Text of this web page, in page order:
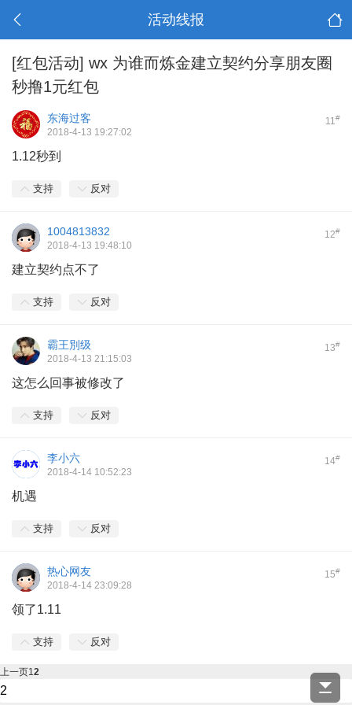
活动线报
[红包活动] wx 为谁而炼金建立契约分享朋友圈
秒撸1元红包
11#
东海过客
2018-4-13 19:27:02
1.12秒到
支持 反对
12#
1004813832
2018-4-13 19:48:10
建立契约点不了
支持 反对
13#
霸王別级
2018-4-13 21:15:03
这怎么回事被修改了
支持 反对
14#
李小六
2018-4-14 10:52:23
机遇
支持 反对
15#
热心网友
2018-4-14 23:09:28
领了1.11
支持 反对
上一页12